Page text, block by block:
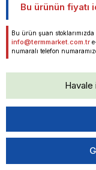
Bu ürünün
Bu ürün şuan
info@termmarket.com.tr
numaralı telefon